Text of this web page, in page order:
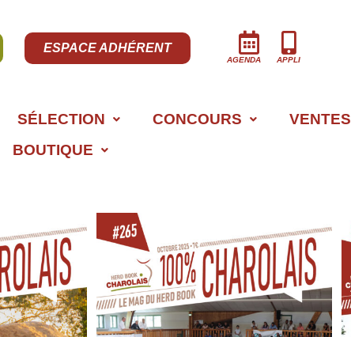
ESPACE ADHÉRENT
AGENDA APPLI
SÉLECTION CONCOURS VENTES
BOUTIQUE